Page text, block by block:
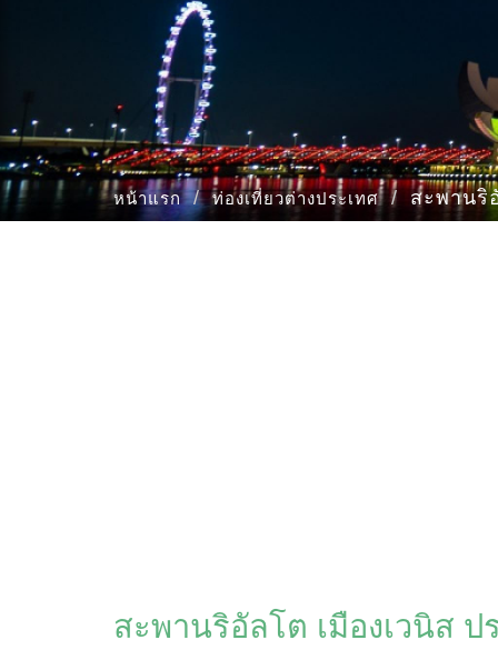
หน้าแรก ท่องเที่ยวต่างประเทศ สะพานริ
สะพานริอัลโต เมืองเวนิส ป